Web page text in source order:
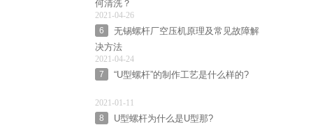
何清洗？
2021-04-26
6
无锡螺杆厂空压机原理及常见故障解
决方法
2021-04-24
7
“U型螺杆”的制作工艺是什么样的?
2021-01-11
8
U型螺杆为什么是U型那?